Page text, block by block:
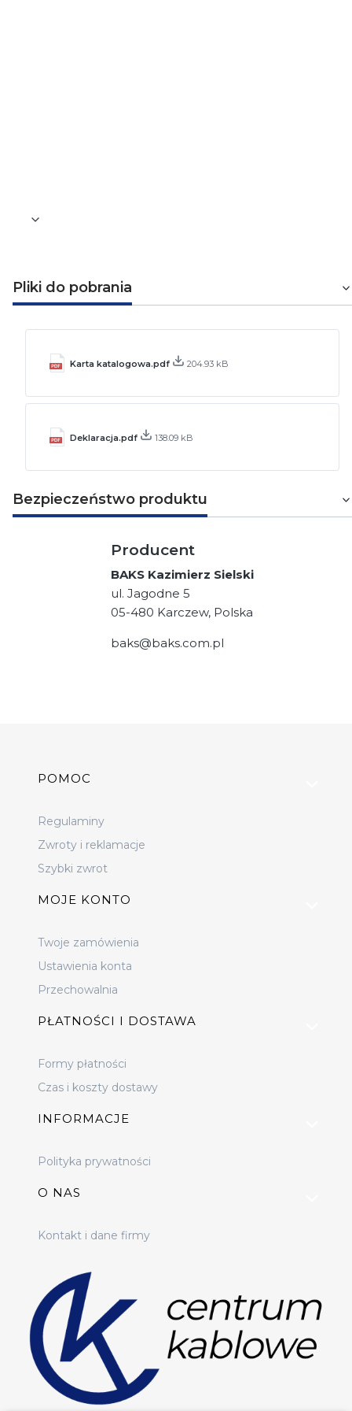
Pliki do pobrania
Karta katalogowa.pdf 204.93 kB
Deklaracja.pdf 138.09 kB
Bezpieczeństwo produktu
Producent
BAKS Kazimierz Sielski
ul. Jagodne 5
05-480 Karczew, Polska
baks@baks.com.pl
Linki w stopce
POMOC
Regulaminy
Zwroty i reklamacje
Szybki zwrot
MOJE KONTO
Twoje zamówienia
Ustawienia konta
Przechowalnia
PŁATNOŚCI I DOSTAWA
Formy płatności
Czas i koszty dostawy
INFORMACJE
Polityka prywatności
O NAS
Kontakt i dane firmy